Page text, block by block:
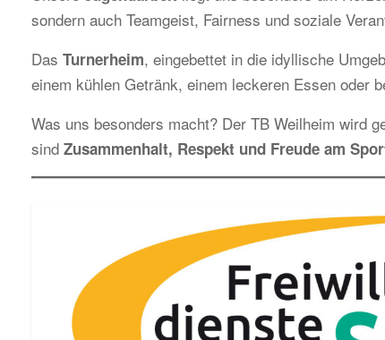
sondern auch Teamgeist, Fairness und soziale
Das Turnerheim, eingebettet in die idyllische
einem kühlen Getränk, einem leckeren Essen oder
Was uns besonders macht? Der TB Weilheim wird
sind Zusammenhalt, Respekt und Freude am